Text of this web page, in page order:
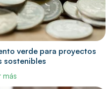
verde para proyectos
sostenibles
más